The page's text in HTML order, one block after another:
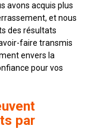
avons acquis plus
et nous
des résultats
faire transmis
envers la
pour vos
par